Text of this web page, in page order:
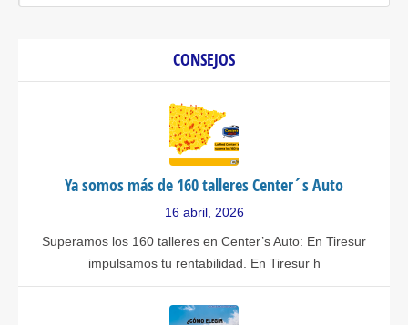
CONSEJOS
Ya somos más de 160 talleres Center´s Auto
16 abril, 2026
Superamos los 160 talleres en Center’s Auto: En Tiresur
impulsamos tu rentabilidad. En Tiresur h